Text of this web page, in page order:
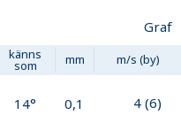
Graf
känns
som mm m/s (by)
14° 0,1 4 (6)